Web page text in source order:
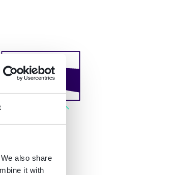
also share
it with